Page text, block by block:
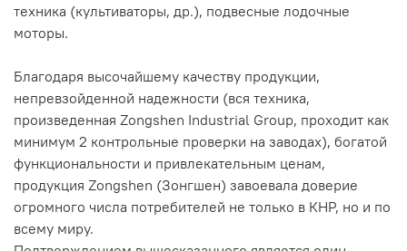
техника (культиваторы, др.), подвесные лодочные
моторы.
Благодаря высочайшему качеству продукции,
непревзойденной надежности (вся техника,
произведенная Zongshen Industrial Group, проходит как
минимум 2 контрольные проверки на заводах), богатой
функциональности и привлекательным ценам,
продукция Zongshen (Зонгшен) завоевала доверие
огромного числа потребителей не только в КНР, но и по
всему миру.